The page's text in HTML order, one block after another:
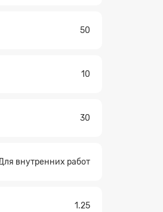
50
10
30
внутренних работ
1.25